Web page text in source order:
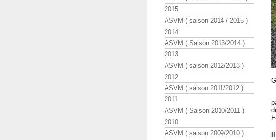
2015
ASVM ( saison 2014 / 2015 )
2014
ASVM ( Saison 2013/2014 )
2013
ASVM ( saison 2012/2013 )
2012
ASVM ( saison 2011/2012 )
2011
ASVM ( Saison 2010/2011 )
2010
ASVM ( saison 2009/2010 )